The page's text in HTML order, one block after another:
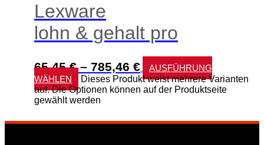
Lexware
lohn & gehalt pro
65,45€– 785,46 €
AUSFÜHRUNG
WÄHLEN
Dieses Produkt weist mehrere Varianten
auf. Die Optionen können auf der Produktseite
gewählt werden